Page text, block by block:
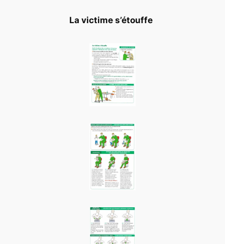
La victime s’étouffe